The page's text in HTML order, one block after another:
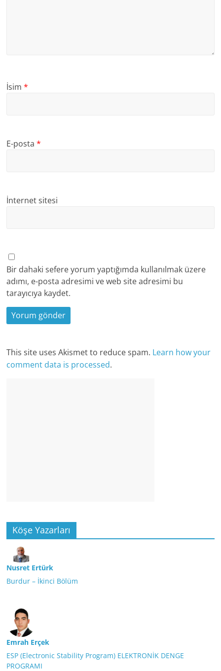
İsim*
E-posta*
İnternet sitesi
Bir dahaki sefere yorum yaptığımda kullanılmak üzere
adımı, e-posta adresimi ve web site adresimi bu
tarayıcıya kaydet.
This site uses Akismet to reduce spam. Learn how your
comment data is processed.
Köşe Yazarları
Nusret Ertürk
Burdur – İkinci Bölüm
Emrah Erçek
ESP (Electronic Stability Program) ELEKTRONİK DENGE
PROGRAMI